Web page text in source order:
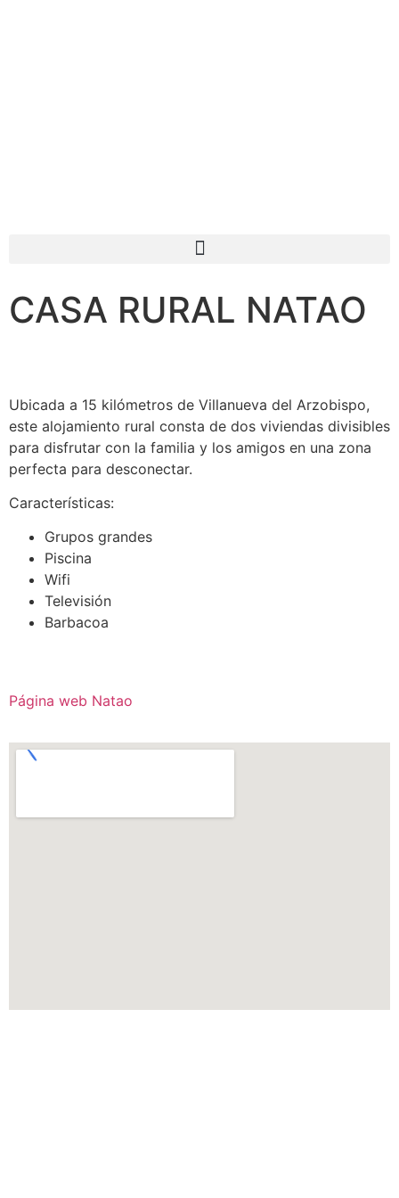
CASA RURAL NATAO
Ubicada a 15 kilómetros de Villanueva del Arzobispo,
este alojamiento rural consta de dos viviendas divisibles
para disfrutar con la familia y los amigos en una zona
perfecta para desconectar.
Características:
Grupos grandes
Piscina
Wifi
Televisión
Barbacoa
Página web Natao